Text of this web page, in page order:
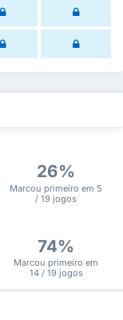
26%
Marcou primeiro em 5
/ 19 jogos
74%
Marcou primeiro em
14 / 19 jogos